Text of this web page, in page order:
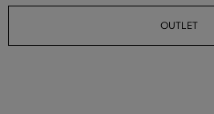
OUTLET